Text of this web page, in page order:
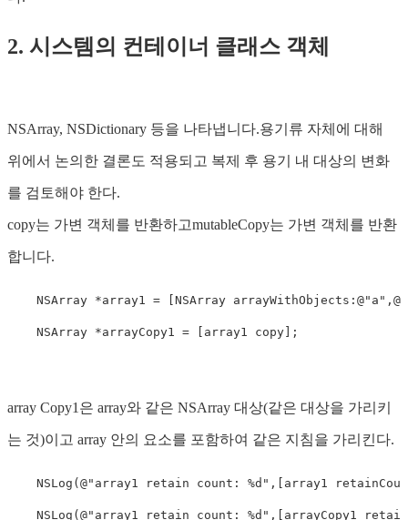
2. 시스템의 컨테이너 클래스 객체
NSArray, NSDictionary 등을 나타냅니다.용기류 자체에 대해
위에서 논의한 결론도 적용되고 복제 후 용기 내 대상의 변화
를 검토해야 한다.
copy는 가변 객체를 반환하고mutableCopy는 가변 객체를 반환
합니다.
NSArray *array1 = [ NSArray arrayWithObjects:@"a" ,@
NSArray *arrayCopy1 = [array1 copy];
array Copy1은 array와 같은 NSArray 대상(같은 대상을 가리키
는 것)이고 array 안의 요소를 포함하여 같은 지침을 가리킨다.
NSLog (@"array1 retain count: %d" ,[array1
NSLog (@"array1 retain count: %d" ,[arrayCopy1